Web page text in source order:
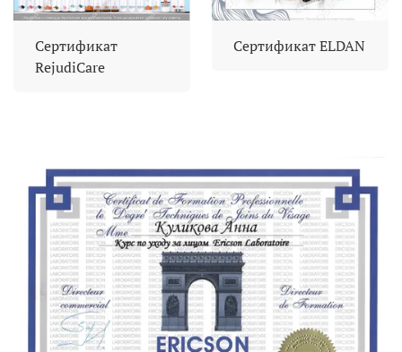
Сертификат
RejudiCare
Сертификат ELDAN